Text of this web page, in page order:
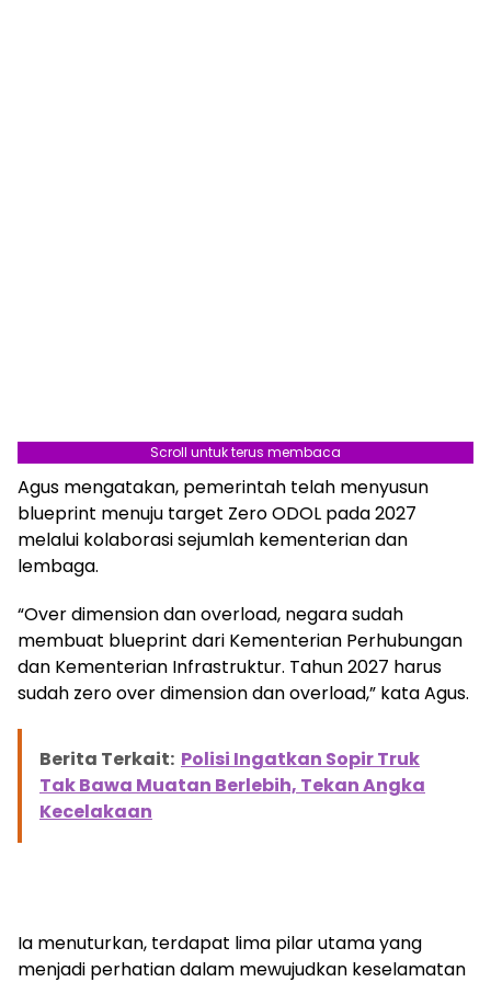
Scroll untuk terus membaca
Agus mengatakan, pemerintah telah menyusun
blueprint menuju target Zero ODOL pada 2027
melalui kolaborasi sejumlah kementerian dan
lembaga.
“Over dimension dan overload, negara sudah
membuat blueprint dari Kementerian Perhubungan
dan Kementerian Infrastruktur. Tahun 2027 harus
sudah zero over dimension dan overload,” kata Agus.
Berita Terkait: Polisi Ingatkan Sopir Truk
Tak Bawa Muatan Berlebih, Tekan Angka
Kecelakaan
Ia menuturkan, terdapat lima pilar utama yang
menjadi perhatian dalam mewujudkan keselamatan